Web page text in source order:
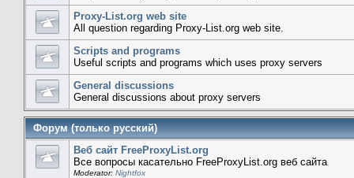
Proxy-List.org web site
All question regarding Proxy-List.org web site.
Scripts and programs
Useful scripts and programs which uses proxy servers
General discussions
General discussions about proxy servers
Форум (только русский)
Веб сайт FreeProxyList.org
Все вопросы касательно FreeProxyList.org веб сайта
Moderator: Nightfox